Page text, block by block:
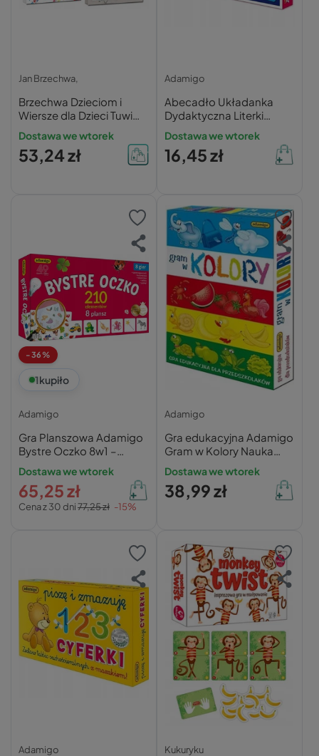
Jan Brzechwa,
Brzechwa Dzieciom i
Wiersze dla Dzieci Tuwim
2w1 – Kolorowa Klasyka
Dostawa we wtorek
53,24 zł
Adamigo
Abecadło Układanka
Dydaktyczna Literki
Puzzlowe 5+ Adamigo
Dostawa we wtorek
16,45 zł
-36%
1kupiło
Adamigo
Gra Planszowa Adamigo
Bystre Oczko 8w1 –
Edukacyjna Loteryjka dla
Dzieci 4+
Dostawa we wtorek
Cena z 30 dni77,25 zł -15%
65,25 zł
Adamigo
Gra edukacyjna Adamigo
Gram w Kolory Nauka
Barw dla Dzieci
Dostawa we wtorek
38,99 zł
Adamigo Kukuryku